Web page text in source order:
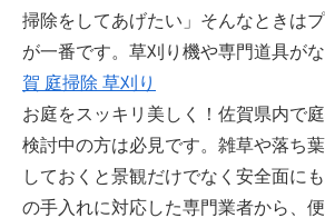
掃除をしてあげたい」そんなときは
が一番です。草刈り機や専門道具がな
賀 庭掃除 草刈り
お庭をスッキリ美しく！佐賀県内で
検討中の方は必見です。雑草や落ち
しておくと景観だけでなく安全面に
の手入れに対応した専門業者から、